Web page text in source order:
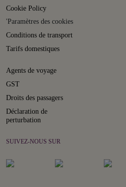
Cookie Policy
'Paramètres des cookies
Conditions de transport
Tarifs domestiques
Agents de voyage
GST
Droits des passagers
Déclaration de
perturbation
SUIVEZ-NOUS SUR